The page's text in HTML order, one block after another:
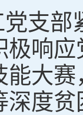
支
极响
能大
深度